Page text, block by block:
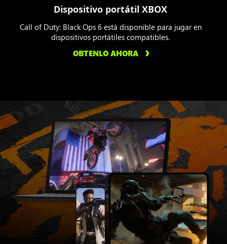
Dispositivo portátil XBOX
Call of Duty: Black Ops 6 está disponible para jugar en
dispositivos portátiles compatibles.
OBTENLO AHORA